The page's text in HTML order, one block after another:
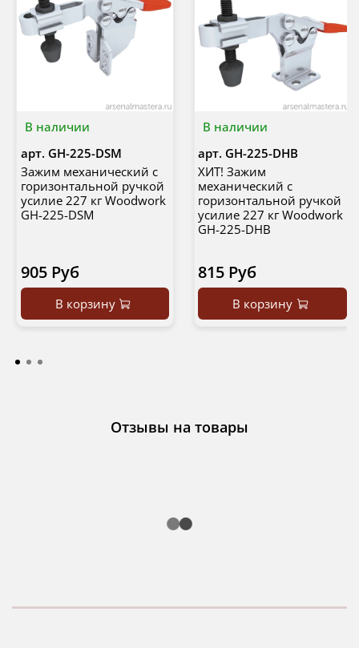
В наличии
арт. GH-225-DSM
Зажим механический с
горизонтальной ручкой
усилие 227 кг Woodwork
GH-225-DSM
905 Руб
В корзину
В наличии
арт. GH-225-DHB
ХИТ! Зажим
механический с
горизонтальной ручкой
усилие 227 кг Woodwork
GH-225-DHB
815 Руб
В корзину
Отзывы на товары